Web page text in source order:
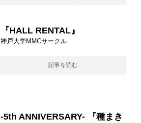
『HALL RENTAL』
神戸大学MMCサークル
記事を読む
-5th ANNIVERSARY- 『種まき